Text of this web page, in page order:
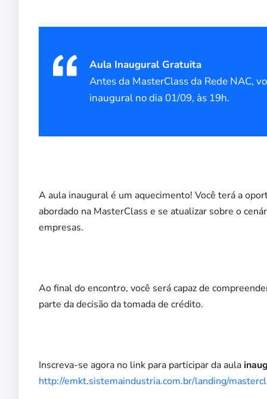
Aula Inaugural Gratuita
Antes da MasterClass da Rede NAC,
inaugural no dia 01/09, às 19h.
A aula inaugural é um aquecimento! Você terá a
abordado na MasterClass e se atualizar sobre o
empresas.
Ao final do encontro, você será capaz de
parte da decisão da tomada de crédito.
Inscreva-se agora no link para participar da aula
http://emkt.sistemaindustria.com.br/landing/